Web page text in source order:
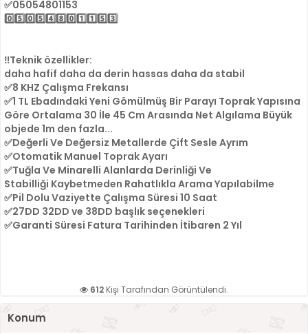
✅05054801153
0️⃣5️⃣0️⃣5️⃣4️⃣8️⃣0️⃣1️⃣1️⃣5️⃣3️⃣
‼️Teknik özellikler:
daha hafif daha da derin hassas daha da stabil
✅8 KHZ Çalışma Frekansı
✅1 TL Ebadındaki Yeni Gömülmüş Bir Parayı Toprak Yapısına
Göre Ortalama 30 İle 45 Cm Arasında Net Algılama Büyük
objede 1m den fazla...
✅Değerli Ve Değersiz Metallerde Çift Sesle Ayrım
✅Otomatik Manuel Toprak Ayarı
✅Tuğla Ve Minarelli Alanlarda Derinliği Ve
Stabilliği Kaybetmeden Rahatlıkla Arama Yapılabilme
✅Pil Dolu Vaziyette Çalışma Süresi 10 Saat
✅27DD 32DD ve 38DD başlık seçenekleri
✅Garanti Süresi Fatura Tarihinden İtibaren 2 Yıl
612 Kişi Tarafından Görüntülendi.
Konum